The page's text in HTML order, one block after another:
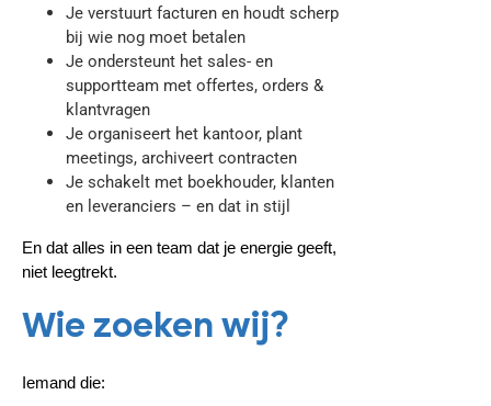
Je verstuurt facturen en houdt scherp
bij wie nog moet betalen
Je ondersteunt het sales- en
supportteam met offertes, orders &
klantvragen
Je organiseert het kantoor, plant
meetings, archiveert contracten
Je schakelt met boekhouder, klanten
en leveranciers – en dat in stijl
En dat alles in een team dat je energie geeft,
niet leegtrekt.
Wie zoeken wij?
Iemand die: